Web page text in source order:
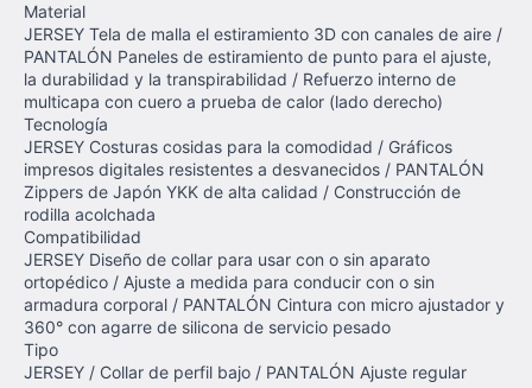
Material
JERSEY Tela de malla el estiramiento 3D con canales de aire /
PANTALÓN Paneles de estiramiento de punto para el ajuste,
la durabilidad y la transpirabilidad / Refuerzo interno de
multicapa con cuero a prueba de calor (lado derecho)
Tecnología
JERSEY Costuras cosidas para la comodidad / Gráficos
impresos digitales resistentes a desvanecidos / PANTALÓN
Zippers de Japón YKK de alta calidad / Construcción de
rodilla acolchada
Compatibilidad
JERSEY Diseño de collar para usar con o sin aparato
ortopédico / Ajuste a medida para conducir con o sin
armadura corporal / PANTALÓN Cintura con micro ajustador y
360° con agarre de silicona de servicio pesado
Tipo
JERSEY / Collar de perfil bajo / PANTALÓN Ajuste regular